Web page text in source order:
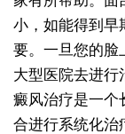
小，如能得到早
要。一旦您的脸
大型医院去进行
癜风治疗是一个
合进行系统化治